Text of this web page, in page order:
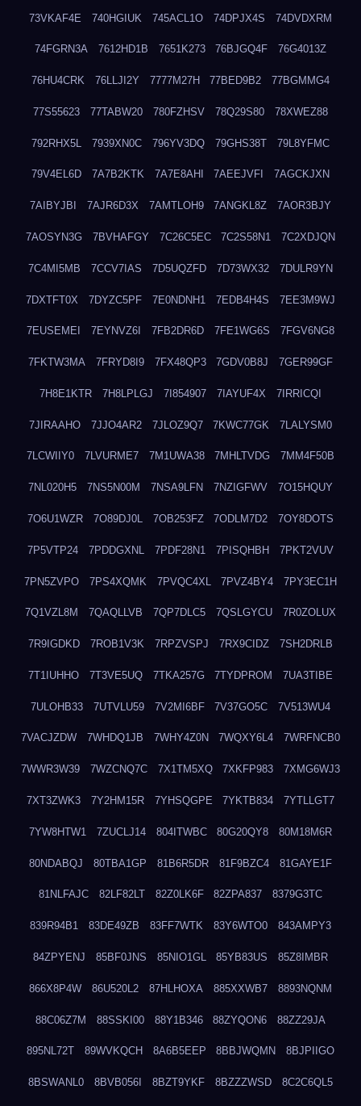
73VKAF4E 740HGIUK 745ACL1O 74DPJX4S 74DVDXRM
74FGRN3A 7612HD1B 7651K273 76BJGQ4F 76G4013Z
76HU4CRK 76LLJI2Y 7777M27H 77BED9B2 77BGMMG4
77S55623 77TABW20 780FZHSV 78Q29S80 78XWEZ88
792RHX5L 7939XN0C 796YV3DQ 79GHS38T 79L8YFMC
79V4EL6D 7A7B2KTK 7A7E8AHI 7AEEJVFI 7AGCKJXN
7AIBYJBI 7AJR6D3X 7AMTLOH9 7ANGKL8Z 7AOR3BJY
7AOSYN3G 7BVHAFGY 7C26C5EC 7C2S58N1 7C2XDJQN
7C4MI5MB 7CCV7IAS 7D5UQZFD 7D73WX32 7DULR9YN
7DXTFT0X 7DYZC5PF 7E0NDNH1 7EDB4H4S 7EE3M9WJ
7EUSEMEI 7EYNVZ6I 7FB2DR6D 7FE1WG6S 7FGV6NG8
7FKTW3MA 7FRYD8I9 7FX48QP3 7GDV0B8J 7GER99GF
7H8E1KTR 7H8LPLGJ 7I854907 7IAYUF4X 7IRRICQI
7JIRAAHO 7JJO4AR2 7JLOZ9Q7 7KWC77GK 7LALYSM0
7LCWIIY0 7LVURME7 7M1UWA38 7MHLTVDG 7MM4F50B
7NL020H5 7NS5N00M 7NSA9LFN 7NZIGFWV 7O15HQUY
7O6U1WZR 7O89DJ0L 7OB253FZ 7ODLM7D2 7OY8DOTS
7P5VTP24 7PDDGXNL 7PDF28N1 7PISQHBH 7PKT2VUV
7PN5ZVPO 7PS4XQMK 7PVQC4XL 7PVZ4BY4 7PY3EC1H
7Q1VZL8M 7QAQLLVB 7QP7DLC5 7QSLGYCU 7R0ZOLUX
7R9IGDKD 7ROB1V3K 7RPZVSPJ 7RX9CIDZ 7SH2DRLB
7T1IUHHO 7T3VE5UQ 7TKA257G 7TYDPROM 7UA3TIBE
7ULOHB33 7UTVLU59 7V2MI6BF 7V37GO5C 7V513WU4
7VACJZDW 7WHDQ1JB 7WHY4Z0N 7WQXY6L4 7WRFNCB0
7WWR3W39 7WZCNQ7C 7X1TM5XQ 7XKFP983 7XMG6WJ3
7XT3ZWK3 7Y2HM15R 7YHSQGPE 7YKTB834 7YTLLGT7
7YW8HTW1 7ZUCLJ14 804ITWBC 80G20QY8 80M18M6R
80NDABQJ 80TBA1GP 81B6R5DR 81F9BZC4 81GAYE1F
81NLFAJC 82LF82LT 82Z0LK6F 82ZPA837 8379G3TC
839R94B1 83DE49ZB 83FF7WTK 83Y6WTO0 843AMPY3
84ZPYENJ 85BF0JNS 85NIO1GL 85YB83US 85Z8IMBR
866X8P4W 86U520L2 87HLHOXA 885XXWB7 8893NQNM
88C06Z7M 88SSKI00 88Y1B346 88ZYQON6 88ZZ29JA
895NL72T 89WVKQCH 8A6B5EEP 8BBJWQMN 8BJPIIGO
8BSWANL0 8BVB056I 8BZT9YKF 8BZZZWSD 8C2C6QL5